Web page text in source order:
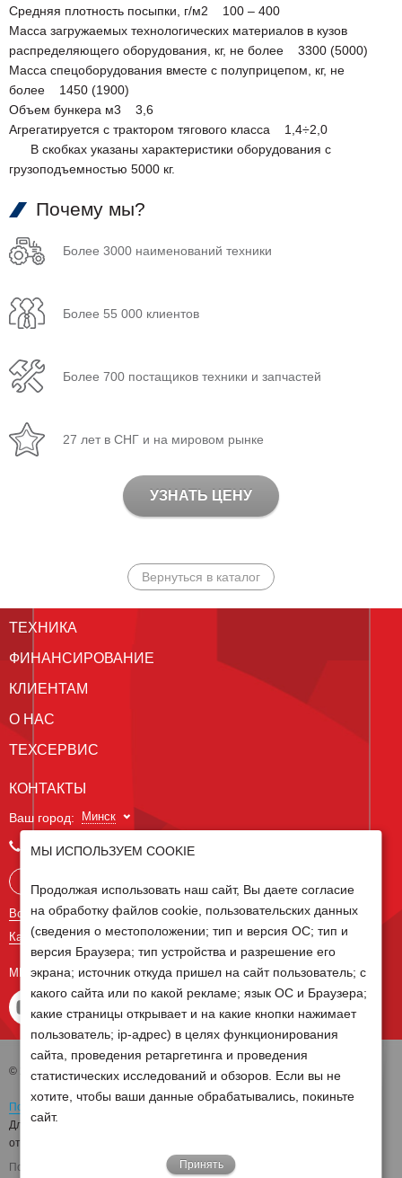
Средняя плотность посыпки, г/м2 100 – 400
Масса загружаемых технологических материалов в кузов
распределяющего оборудования, кг, не более 3300 (5000)
Масса спецоборудования вместе с полуприцепом, кг, не
более 1450 (1900)
Объем бункера м3 3,6
Агрегатируется с трактором тягового класса 1,4÷2,0
В скобках указаны характеристики оборудования с
грузоподъемностью 5000 кг.
Почему мы?
Более 3000 наименований техники
Более 55 000 клиентов
Более 700 постащиков техники и запчастей
27 лет в СНГ и на мировом рынке
УЗНАТЬ ЦЕНУ
Вернуться в каталог
ТЕХНИКА
ФИНАНСИРОВАНИЕ
КЛИЕНТАМ
О НАС
ТЕХСЕРВИС
КОНТАКТЫ
Ваш город: Минск
+375 29 238 97 34
Все контакты
Карта сайта
МЫ В СОЦ СЕТЯХ
© 2026 Группа компаний Белагро
Политика обработки персональных данных
Для отзыва согласия на обработку персональных данных необходимо
отправить письмо на электронную почту
МЫ ИСПОЛЬЗУЕМ COOKIE
Продолжая использовать наш сайт, Вы даете согласие
на обработку файлов cookie, пользовательских данных
(сведения о местоположении; тип и версия ОС; тип и
версия Браузера; тип устройства и разрешение его
экрана; источник откуда пришел на сайт пользователь; с
какого сайта или по какой рекламе; язык ОС и Браузера;
какие страницы открывает и на какие кнопки нажимает
пользователь; ip-адрес) в целях функционирования
сайта, проведения ретаргетинга и проведения
статистических исследований и обзоров. Если вы не
хотите, чтобы ваши данные обрабатывались, покиньте
сайт.
Принять
Поддержка сайта